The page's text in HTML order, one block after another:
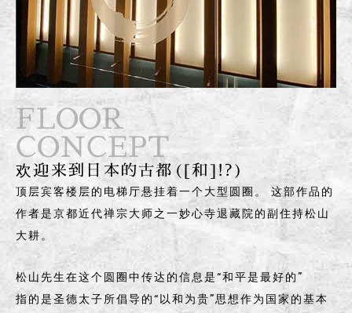
FLOOR
CONCEPT
欢迎来到日本的古都([和]!?)
顶层宾客楼层的电梯厅悬挂着一个大型圆圈。 这部作品的
作者是京都近代禅宗大师之一妙心寺退藏院的副住持松山
大耕。
松山先生在这个圆圈中传达的信息是“和平是最好的”
指的是圣德太子所倡导的“以和为贵”思想作为国家的基本